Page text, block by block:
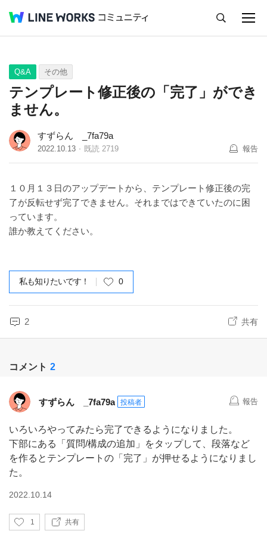
Q&A Tips Ideas
Q&A その他
テンプレート修正後の「完了」ができ
ません。
すずらん _7fa79a
2022.10.13 既読 2719 報告
１０月１３日のアップデートから、テンプレート修正後の完
了が反転せず完了できません。それまではできていたのに困
っています。
誰か教えてください。
私も知りたいです！ 0
2 共有
コメント 2
すずらん _7fa79a 投稿者 報告
いろいろやってみたら完了できるようになりました。
下部にある「質問/構成の追加」をタップして、段落など
を作るとテンプレートの「完了」が押せるようになりまし
た。
2022.10.14
い
1 共有